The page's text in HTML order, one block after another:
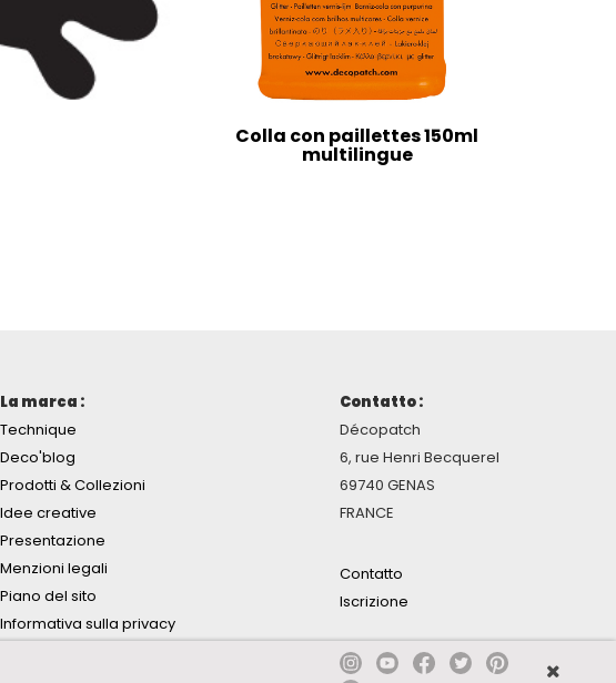
Colla con paillettes 150ml
multilingue
La marca :
Technique
Deco'blog
Prodotti & Collezioni
Idee creative
Presentazione
Menzioni legali
Piano del sito
Informativa sulla privacy
Contatto :
Décopatch
6, rue Henri Becquerel
69740 GENAS
FRANCE
Contatto
Iscrizione